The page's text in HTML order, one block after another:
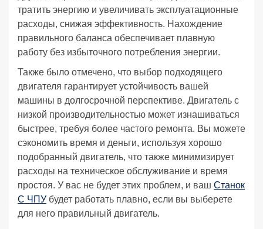
тратить энергию и увеличивать эксплуатационные
расходы, снижая эффективность. Нахождение
правильного баланса обеспечивает плавную
работу без избыточного потребления энергии.
Также было отмечено, что выбор подходящего
двигателя гарантирует устойчивость вашей
машины в долгосрочной перспективе. Двигатель с
низкой производительностью может изнашиваться
быстрее, требуя более частого ремонта. Вы можете
сэкономить время и деньги, используя хорошо
подобранный двигатель, что также минимизирует
расходы на техническое обслуживание и время
простоя. У вас не будет этих проблем, и ваш Станок
С ЧПУ будет работать плавно, если вы выберете
для него правильный двигатель.